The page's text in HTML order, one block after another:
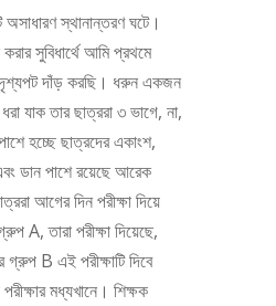
স্থানান্তরণ ঘটে।
সুবিধার্থে আমি প্রথমে
দাঁড় করছি। ধরুন একজন
যাক তার ছাত্ররা ৩ ভাগে, না,
হচ্ছে ছাত্রদের একাংশ,
ডান পাশে রয়েছে আরেক
আগের দিন পরীক্ষা দিয়ে
A, তারা পরীক্ষা দিয়েছে,
B এই পরীক্ষাটি দিবে
মধ্যখানে। শিক্ষক